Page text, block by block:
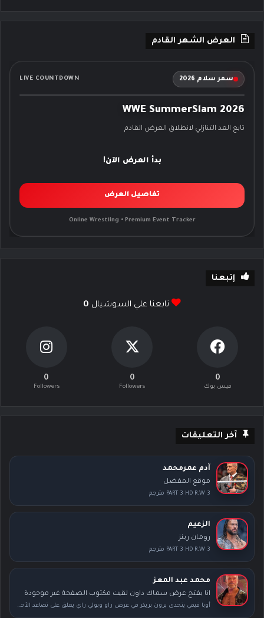
العرض الشهر القادم
سمر سلام 2026 LIVE COUNTDOWN
WWE SummerSlam 2026
تابع العد التنازلي لانطلاق العرض القادم
بدأ العرض الآن!
تفاصيل العرض
Online Wrestling • Premium Event Tracker
إتبعنا
تابعنا علي السوشيال 0
0
فيس بوك
0
Followers
0
Followers
آخر التعليقات
آدم عمرمحمد
موقع المفضل
PART 3 HD R.W 3 مترجم
الزعيم
رومان رينز
PART 3 HD R.W 3 مترجم
محمد عبد المعز
انا بفتح عرض سماك داون لقيت مكتوب الصفحة غير موجودة
أوبا فيمي يتحدى برون بريكر في عرض راو وبولي راي يعلق على تصاعد الأحداث بعد سمر سلام